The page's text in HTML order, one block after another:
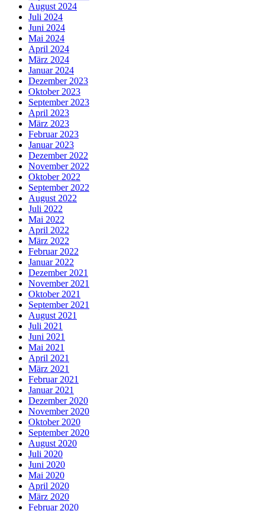
August 2024
Juli 2024
Juni 2024
Mai 2024
April 2024
März 2024
Januar 2024
Dezember 2023
Oktober 2023
September 2023
April 2023
März 2023
Februar 2023
Januar 2023
Dezember 2022
November 2022
Oktober 2022
September 2022
August 2022
Juli 2022
Mai 2022
April 2022
März 2022
Februar 2022
Januar 2022
Dezember 2021
November 2021
Oktober 2021
September 2021
August 2021
Juli 2021
Juni 2021
Mai 2021
April 2021
März 2021
Februar 2021
Januar 2021
Dezember 2020
November 2020
Oktober 2020
September 2020
August 2020
Juli 2020
Juni 2020
Mai 2020
April 2020
März 2020
Februar 2020